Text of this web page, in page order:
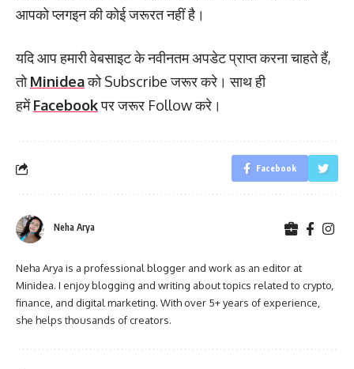
आपको प्लगइन की कोई जरूरत नहीं है।
यदि आप हमारी वेबसाइट के नवीनतम अपडेट प्राप्त करना चाहते हैं,
तोMinideaको Subscribe जरूर करे। साथ ही
हमेंFacebookपर जरूर Follow करे।
Facebook
Neha Arya
Neha Arya is a professional blogger and work as an editor at
Minidea. I enjoy blogging and writing about topics related to crypto,
finance, and digital marketing. With over 5+ years of experience,
she helps thousands of creators.